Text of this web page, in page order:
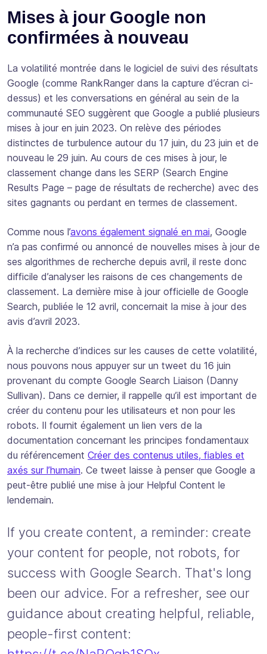
Mises à jour Google non
confirmées à nouveau
La volatilité montrée dans le logiciel de suivi des résultats
Google (comme RankRanger dans la capture d’écran ci-
dessus) et les conversations en général au sein de la
communauté SEO suggèrent que Google a publié plusieurs
mises à jour en juin 2023. On relève des périodes
distinctes de turbulence autour du 17 juin, du 23 juin et de
nouveau le 29 juin. Au cours de ces mises à jour, le
classement change dans les SERP (Search Engine
Results Page – page de résultats de recherche) avec des
sites gagnants ou perdant en termes de classement.
Comme nous l’avons également signalé en mai, Google
n’a pas confirmé ou annoncé de nouvelles mises à jour de
ses algorithmes de recherche depuis avril, il reste donc
difficile d’analyser les raisons de ces changements de
classement. La dernière mise à jour officielle de Google
Search, publiée le 12 avril, concernait la mise à jour des
avis d’avril 2023.
À la recherche d’indices sur les causes de cette volatilité,
nous pouvons nous appuyer sur un tweet du 16 juin
provenant du compte Google Search Liaison (Danny
Sullivan). Dans ce dernier, il rappelle qu’il est important de
créer du contenu pour les utilisateurs et non pour les
robots. Il fournit également un lien vers de la
documentation concernant les principes fondamentaux
du référencement Créer des contenus utiles, fiables et
axés sur l’humain. Ce tweet laisse à penser que Google a
peut-être publié une mise à jour Helpful Content le
lendemain.
If you create content, a reminder: create
your content for people, not robots, for
success with Google Search. That's long
been our advice. For a refresher, see our
guidance about creating helpful, reliable,
people-first content: